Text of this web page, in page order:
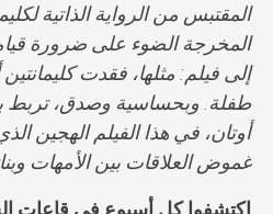
المقتبس من الرواية الذاتية
المخرجة الضوء على ضرورة
إلى فيلم: مثلها، فقدت كليمانتين
طفلة. وبحساسية وصدق، تربط
أوتان، في هذا الفيلم الهجين
غموض العلاقات بين الأمهات